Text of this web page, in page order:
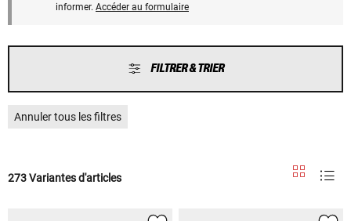
informer. Accéder au formulaire
FILTRER & TRIER
Annuler tous les filtres
273 Variantes d'articles